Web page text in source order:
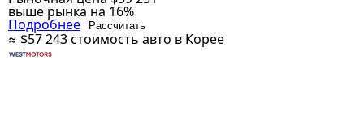
выше рынка на 16%
Подробнее Рассчитать
≈ $57 243стоимость авто в Корее